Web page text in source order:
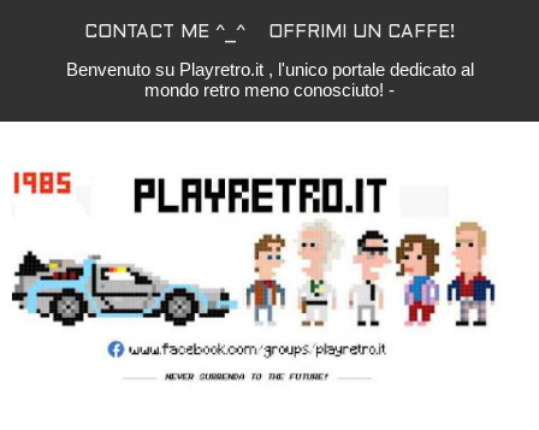
CONTACT ME ^_^ OFFRIMI UN CAFFE!
Benvenuto su Playretro.it , l'unico portale dedicato al
mondo retro meno conosciuto! -